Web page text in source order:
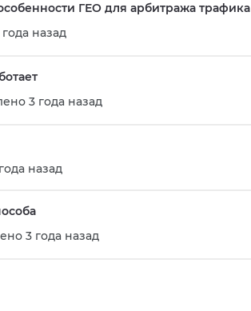
ГЕО для арбитража трафика
назад
3 года назад
назад
3 года назад